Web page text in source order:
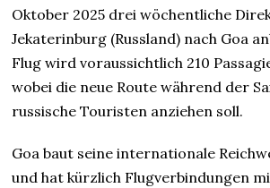
Oktober 2025 drei wöchentliche
Jekaterinburg (Russland) nach Goa
Flug wird voraussichtlich 210
wobei die neue Route während der
russische Touristen anziehen soll.
Goa baut seine internationale
und hat kürzlich Flugverbindungen